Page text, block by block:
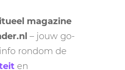
magazine
– jouw go-
rondom de
en